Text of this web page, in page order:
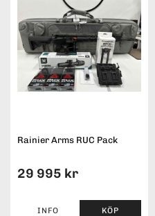
Rainier Arms RUC Pack
29 995 kr
INFO KÖP